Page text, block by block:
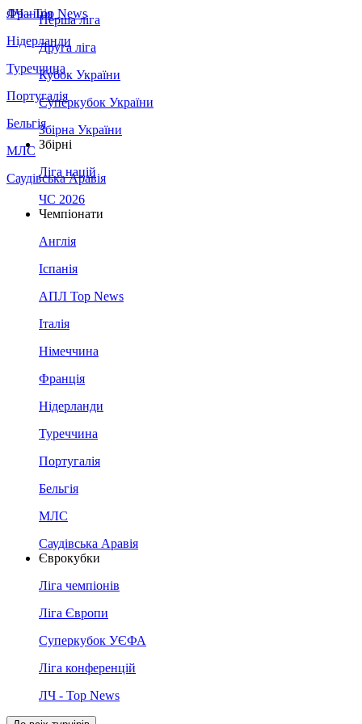
Франція
Нідерланди
Туреччина
Португалія
Бельгія
МЛС
Саудівська Аравія
ЛЧ - Top News
Перша ліга
Друга ліга
Кубок України
Суперкубок України
Збірна України
Збірні
Ліга націй
ЧС 2026
Чемпіонати
Англія
Іспанія
АПЛ Top News
Італія
Німеччина
Франція
Нідерланди
Туреччина
Португалія
Бельгія
МЛС
Саудівська Аравія
Єврокубки
Ліга чемпіонів
Ліга Європи
Суперкубок УЄФА
Ліга конференцій
ЛЧ - Top News